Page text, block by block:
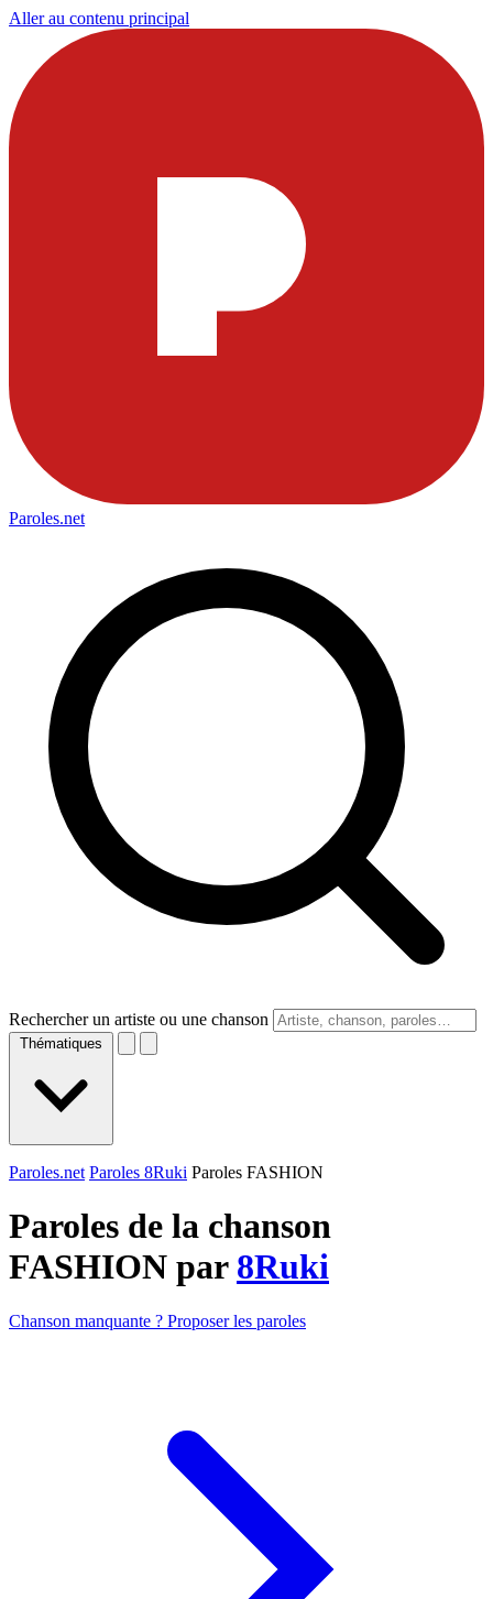
Aller au contenu principal
Paroles.net
Rechercher un artiste ou une chanson
Thématiques
Paroles.net Paroles 8Ruki Paroles FASHION
Paroles de la chanson
FASHION par 8Ruki
Chanson manquante ? Proposer les paroles